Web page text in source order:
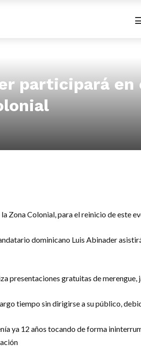
participará
Zona Colonial, para el reinicio de este
dominicano Luis Abinader
presentaciones gratuitas de merengue,
tiempo sin dirigirse a su público,
ya 12 años tocando de forma